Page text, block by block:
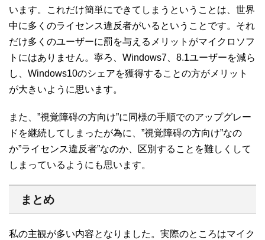
います。これだけ簡単にできてしまうということは、世界
中に多くのライセンス違反者がいるということです。それ
だけ多くのユーザーに罰を与えるメリットがマイクロソフ
トにはありません。寧ろ、Windows7、8.1ユーザーを減ら
し、Windows10のシェアを獲得することの方がメリット
が大きいように思います。
また、”視覚障碍の方向け”に同様の手順でのアップグレー
ドを継続してしまったが為に、”視覚障碍の方向け”なの
か”ライセンス違反者”なのか、区別することを難しくして
しまっているようにも思います。
まとめ
私の主観が多い内容となりました。実際のところはマイク